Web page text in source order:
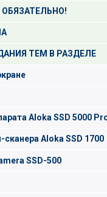
ТЕМ В РАЗДЕЛЕ
Aloka SSD 5000
Aloka SSD 1700
SSD-500